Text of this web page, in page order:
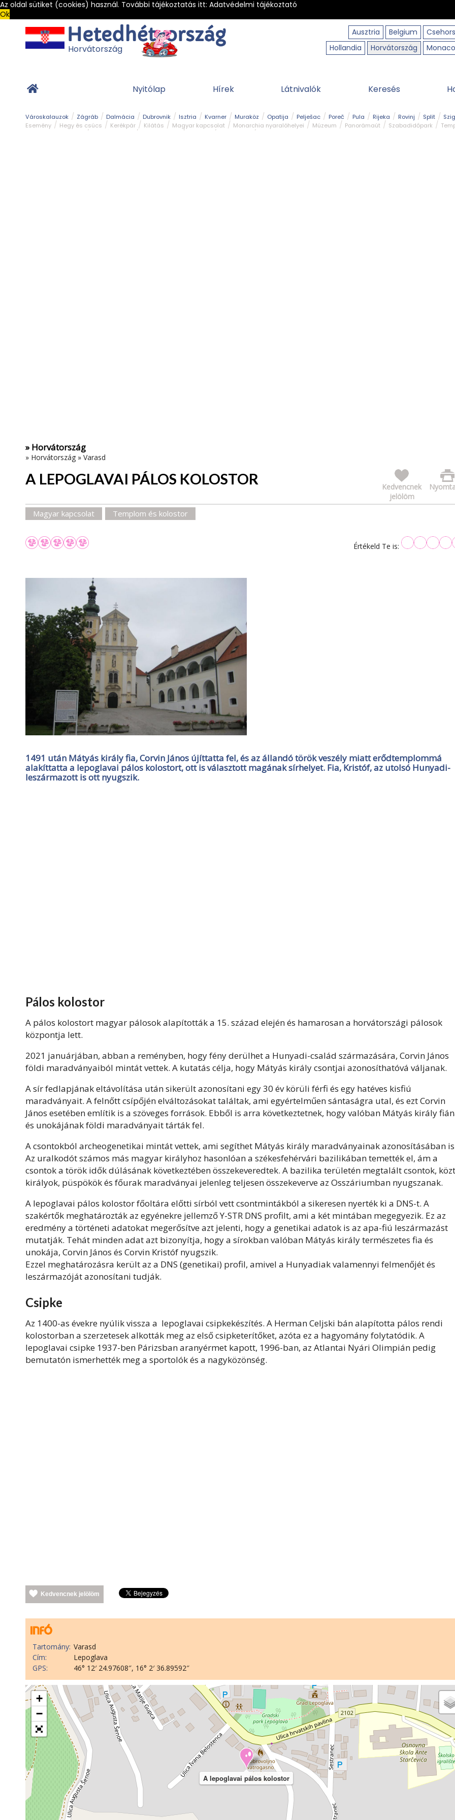
Az oldal sütiket (cookies) használ. További tájékoztatás itt: Adatvédelmi tájékoztató
Ok
Ausztria
Belgium
Hollandia
Horvátország Monaco
Horvátország
Nyitólap Hírek Látnivalók Keresés
Városkalauzok Zágráb Dalmácia Dubrovnik Isztria Kvarner Muraköz Opatija Pelješac Poreč Pula Rijeka Rovinj Split
Esemény
Hegy és csúcs Kerékpár Kilátás Magyar kapcsolat Monarchia nyaralóhelyei Múzeum Panorámaút Szabadidőpark
» Horvátország
» Horvátország » Varasd
A LEPOGLAVAI PÁLOS KOLOSTOR
Kedvencnek
jelölöm
Magyar kapcsolat Templom és kolostor
Értékeld Te is:
1491 után Mátyás király fia, Corvin János újíttatta fel, és az állandó török veszély miatt erődtemplommá
alakíttatta a lepoglavai pálos kolostort, ott is választott magának sírhelyet. Fia, Kristóf, az utolsó Hunyadi-
leszármazott is ott nyugszik.
Pálos kolostor
A pálos kolostort magyar pálosok alapították a 15. század elején és hamarosan a horvátországi pálosok
központja lett.
2021 januárjában, abban a reményben, hogy fény derülhet a Hunyadi-család származására, Corvin János
földi maradványaiból mintát vettek. A kutatás célja, hogy Mátyás király csontjai azonosíthatóvá váljanak.
A sír fedlapjának eltávolítása után sikerült azonosítani egy 30 év körüli férfi és egy hatéves kisfiú
maradványait. A felnőtt csípőjén elváltozásokat találtak, ami egyértelműen sántaságra utal, és ezt Corvin
János esetében említik is a szöveges források. Ebből is arra következtetnek, hogy valóban Mátyás király
és unokájának földi maradványait tárták fel.
A csontokból archeogenetikai mintát vettek, ami segíthet Mátyás király maradványainak azonosításában
Az uralkodót számos más magyar királyhoz hasonlóan a székesfehérvári bazilikában temették el, ám a
csontok a török idők dúlásának következtében összekeveredtek. A bazilika területén megtalált csontok,
királyok, püspökök és főurak maradványai jelenleg teljesen összekeverve az Osszáriumban nyugszanak.
A lepoglavai pálos kolostor főoltára előtti sírból vett csontmintákból a sikeresen nyerték ki a DNS-t. A
szakértők meghatározták az egyénekre jellemző Y-STR DNS profilt, ami a két mintában megegyezik. Ez az
eredmény a történeti adatokat megerősítve azt jelenti, hogy a genetikai adatok is az apa-fiú leszármazást
mutatják. Tehát minden adat azt bizonyítja, hogy a sírokban valóban Mátyás király természetes fia és
unokája, Corvin János és Corvin Kristóf nyugszik.
Ezzel meghatározásra került az a DNS (genetikai) profil, amivel a Hunyadiak valamennyi felmenőjét és
leszármazóját azonosítani tudják.
Csipke
Az 1400-as évekre nyúlik vissza a lepoglavai csipkekészítés. A Herman Celjski bán alapította pálos rendi
kolostorban a szerzetesek alkották meg az első csipketerítőket, azóta ez a hagyomány folytatódik. A
lepoglavai csipke 1937-ben Párizsban aranyérmet kapott, 1996-ban, az Atlantai Nyári Olimpián pedig
bemutatón ismerhették meg a sportolók és a nagyközönség.
Kedvencnek jelölöm
Tartomány: Varasd
Cím:
Lepoglava
GPS:
46° 12′ 24.97608″, 16° 2′ 36.89592″
A lepoglavai pálos kolostor
+
−